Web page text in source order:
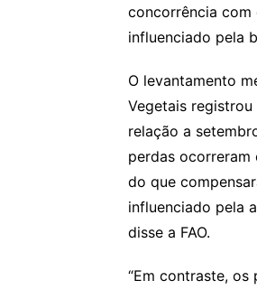
concorrência com
influenciado pela
O levantamento
Vegetais
relação a
perdas ocorreram
do que
influenciado pela
disse a FAO.
“Em contraste,